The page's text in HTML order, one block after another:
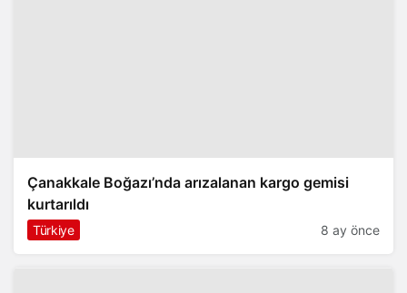
Çanakkale Boğazı’nda arızalanan kargo gemisi
kurtarıldı
Türkiye 8 ay önce